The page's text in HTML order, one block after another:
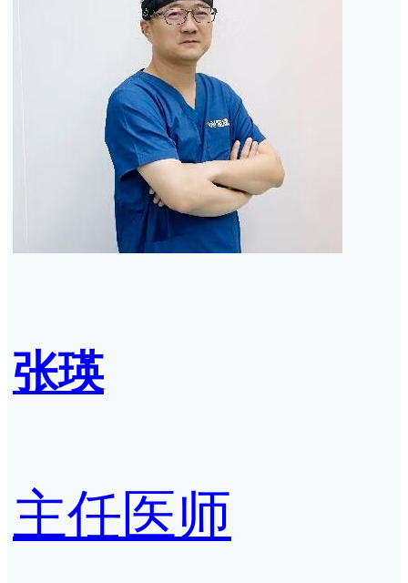
张瑛
主任医师